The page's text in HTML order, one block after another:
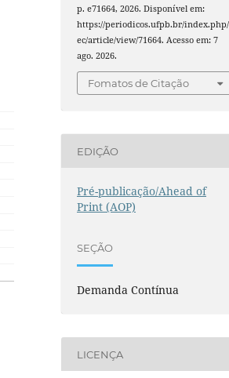
p. e71664, 2026. Disponível em:
https://periodicos.ufpb.br/
ec/article/view/71664. Acesso em: 7
ago. 2026.
Fomatos de Citação
EDIÇÃO
Pré-publicação/Ahead of
Print (AOP)
SEÇÃO
Demanda Contínua
LICENÇA